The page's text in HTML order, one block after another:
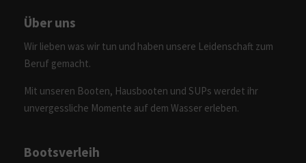
Über uns
Wir lieben was wir tun und haben unsere Leidenschaft zum
Beruf gemacht.
Mit unseren Booten, Hausbooten und SUPs werdet ihr
unvergessliche Momente auf dem Wasser erleben.
Bootsverleih